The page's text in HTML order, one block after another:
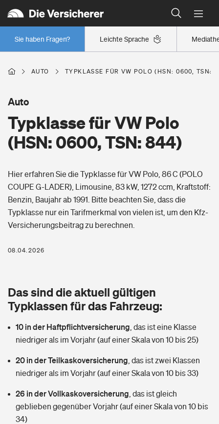
Leichte Sprache
Sie haben Fragen?
Wer versichert was: Jetzt Versicherer finden
Regionalklassen: So ist Ihre Region eingestuft
Wer versichert was: Jetzt Versicherer finden
Berufsunfähigkeitsversicherung
Erwerbsunfähigkeitsversicherung
Grundfähigkeitsversicherung
Arbeitsrechtsschutz
Berufshaftpflichtversicherung
Zur Übersicht
Tools
Wer versichert was: Jetzt Versicherer finden
Sie haben Fragen?
Wohnen
Elementarversicherung
Glasversicherung
Mietkautionsversicherung
Restkreditversicherung
Zur Übersicht
Freizeit
Pri­vate Haft­pflicht­
Kinderunfall­ver­si­che­rung
Kinderinvalidität
Reiseversicherung
Pferdehalter-Haftpflicht
Gesundheit
Private Krankenversicherung
Dread-Disease-Versicherung
Tierkrankenversicherung
Wer versichert was: Jetzt Versicherer finden
AUTO TYPKLASSE FÜR VW POLO (HSN: 0600, TSN:
Typklasse für VW Polo
(HSN: 0600, TSN: 844)
Auto
Hier erfahren Sie die Typklasse für VW Polo, 86 C (POLO
COUPE G-LADER), Limousine, 83 kW, 1272 ccm, Kraftstoff:
Benzin, Baujahr ab 1991. Bitte beachten Sie, dass die
Typklasse nur ein Tarifmerkmal von vielen ist, um den Kfz-
Versicherungsbeitrag zu berechnen.
08.04.2026
Das sind die aktuell gültigen
Typklassen für das Fahrzeug:
10 in der Haftpflichtversicherung das ist eine Klasse
niedriger als im Vorjahr (auf einer Skala von 10 bis 25)
20 in der Teilkaskoversicherung das ist zwei Klassen
niedriger als im Vorjahr (auf einer Skala von 10 bis 33)
26 in der Vollkaskoversicherung das ist gleich
geblieben gegenüber Vorjahr (auf einer Skala von 10 bis
34)